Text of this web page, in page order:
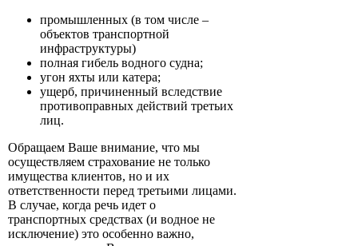
промышленных (в том числе –
объектов транспортной
инфраструктуры)
полная гибель водного судна;
угон яхты или катера;
ущерб, причиненный вследствие
противоправных действий третьих
лиц.
Обращаем Ваше внимание, что мы
осуществляем страхование не только
имущества клиентов, но и их
ответственности перед третьими лицами.
В случае, когда речь идет о
транспортных средствах (и водное не
исключение) это особенно важно,